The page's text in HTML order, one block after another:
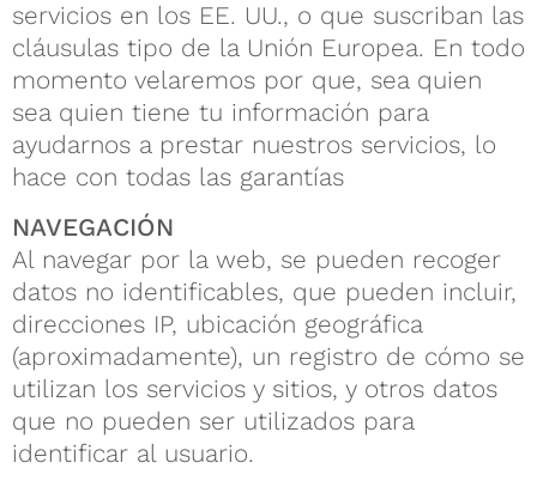
servicios en los EE. UU., o que suscriban las
cláusulas tipo de la Unión Europea. En todo
momento velaremos por que, sea quien
sea quien tiene tu información para
ayudarnos a prestar nuestros servicios, lo
hace con todas las garantías
NAVEGACIÓN
Al navegar por la web, se pueden recoger
datos no identificables, que pueden incluir,
direcciones IP, ubicación geográfica
(aproximadamente), un registro de cómo se
utilizan los servicios y sitios, y otros datos
que no pueden ser utilizados para
identificar al usuario.